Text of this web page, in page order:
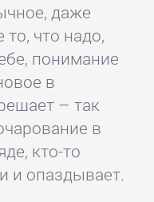
даже
то, что надо,
понимание
в
– так
в
кто-то
и опаздывает.